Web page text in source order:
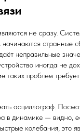
не сразу.
начинаются странные
неправильные
иногда не
таких проблем
осциллограф.
в динамике — видно,
колебания, это